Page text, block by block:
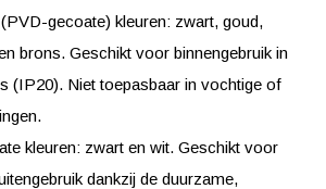
gecoate) kleuren: zwart, goud,
brons. Geschikt voor binnengebruik in
(IP20). Niet toepasbaar in vochtige of
kleuren: zwart en wit. Geschikt voor
dankzij de duurzame,